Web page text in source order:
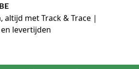
altijd met Track & Trace |
levertijden